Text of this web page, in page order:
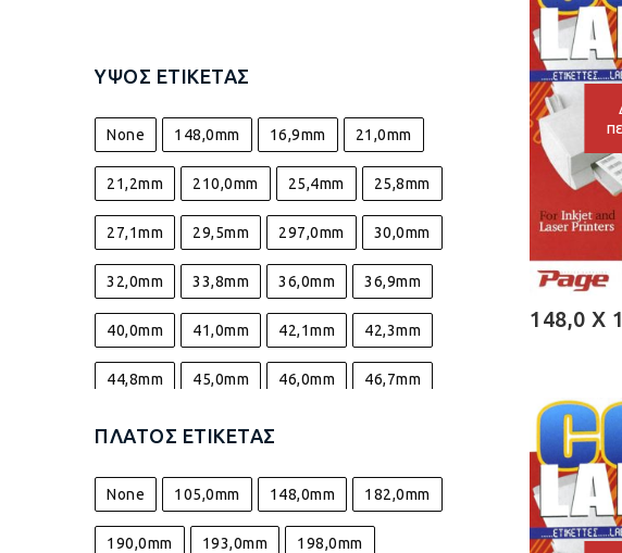
148,0 X
ΎΨΟΣ ΕΤΙΚΈΤΑΣ
None 148,0mm 16,9mm 21,0mm
21,2mm 210,0mm 25,4mm 25,8mm
27,1mm 29,5mm 297,0mm 30,0mm
32,0mm 33,8mm 36,0mm 36,9mm
40,0mm 41,0mm 42,1mm 42,3mm
44,8mm 45,0mm 46,0mm 46,7mm
47,0mm 47,5mm
52,0mm 54,5mm 55,4mm 57,0mm
63,5mm 67,7mm 69,0mm 70,0mm
ΠΛΆΤΟΣ ΕΤΙΚΈΤΑΣ
None 105,0mm 148,0mm 182,0mm
190,0mm 193,0mm 198,0mm